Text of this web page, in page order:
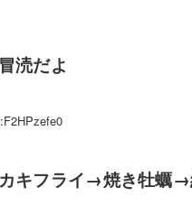
涜だよ
キフライ→焼き牡蠣→